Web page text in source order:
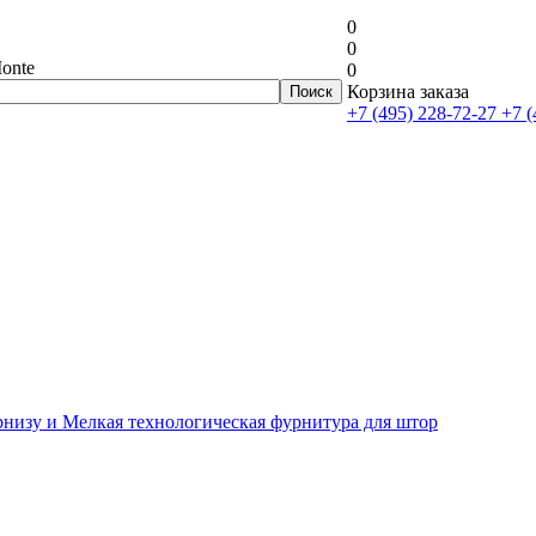
0
0
0
Корзина заказа
+7 (495) 228-72-27 +7
и Мелкая технологическая фурнитура для штор